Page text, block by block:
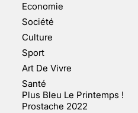
Economie
Société
Culture
Sport
Art De Vivre
Santé
Plus Bleu Le Printemps !
Prostache 2022